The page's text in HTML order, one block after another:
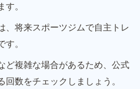
。
、将来スポーツジムで自主トレ
。
ど複雑な場合があるため、公式
数をチェックしましょう。